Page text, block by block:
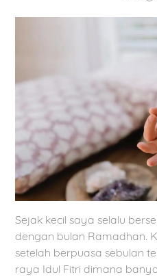
Sejak kecil saya selalu
dengan bulan Ramadhan.
setelah berpuasa sebulan
raya Idul Fitri dimana